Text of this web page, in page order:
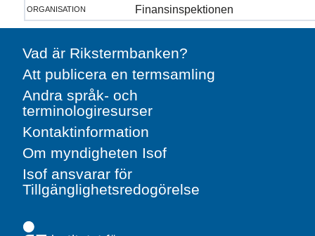
organisation
Finansinspektionen
Vad är Rikstermbanken?
Att publicera en termsamling
Andra språk- och
terminologiresurser
Kontaktinformation
Om myndigheten Isof
Isof ansvarar för
Tillgänglighetsredogörelse